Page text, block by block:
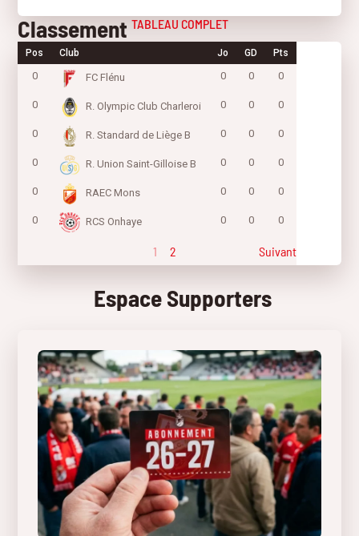
Classement TABLEAU COMPLET
Pos Club Jo GD Pts
0 FC Flénu 0 0 0
0 R. Olympic Club Charleroi 0 0 0
0 R. Standard de Liège B 0 0 0
0 R. Union Saint-Gilloise B 0 0 0
0 RAEC Mons 0 0 0
0 RCS Onhaye 0 0 0
1 2 Suivant
Espace Supporters